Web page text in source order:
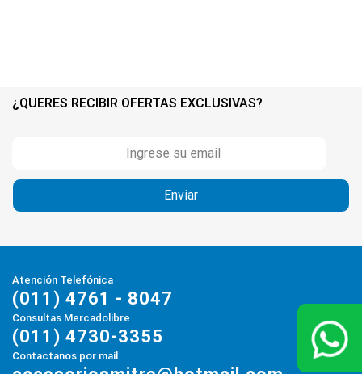
¿QUERES RECIBIR OFERTAS EXCLUSIVAS?
Atención Telefónica
(011) 4761 - 8047
Consultas Mercadolibre
(011) 4730-3355
Contactanos por mail